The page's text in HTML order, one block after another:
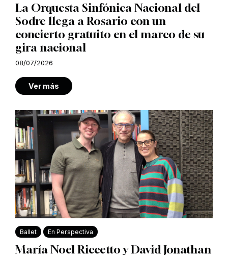
La Orquesta Sinfónica Nacional del
Sodre llega a Rosario con un
concierto gratuito en el marco de su
gira nacional
08/07/2026
Ver más
Ballet En Perspectiva
María Noel Riccetto y David Jonathan